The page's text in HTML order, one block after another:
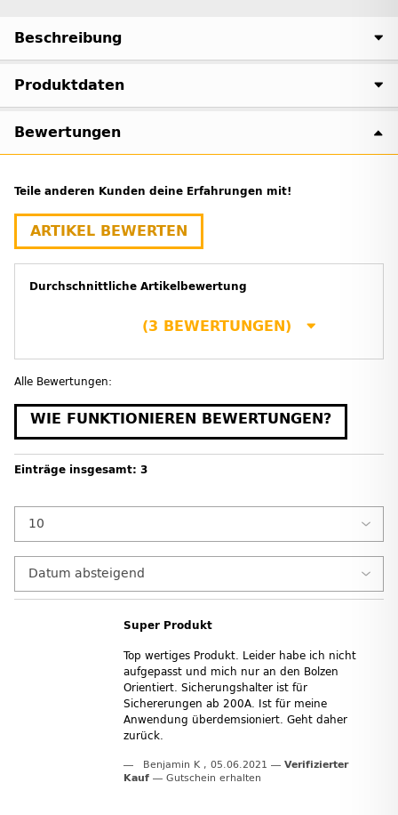
Beschreibung
Produktdaten
Bewertungen
Durchschnittliche Artikelbewertung
(3 BEWERTUNGEN)
Teile anderen Kunden deine Erfahrungen mit!
ARTIKEL BEWERTEN
Alle Bewertungen:
WIE FUNKTIONIEREN BEWERTUNGEN?
Einträge insgesamt: 3
Super Produkt
Top wertiges Produkt. Leider habe ich nicht
aufgepasst und mich nur an den Bolzen
Orientiert. Sicherungshalter ist für
Sichererungen ab 200A. Ist für meine
Anwendung überdemsioniert. Geht daher
zurück.
Benjamin K , 05.06.2021
Verifizierter
Kauf
Gutschein erhalten